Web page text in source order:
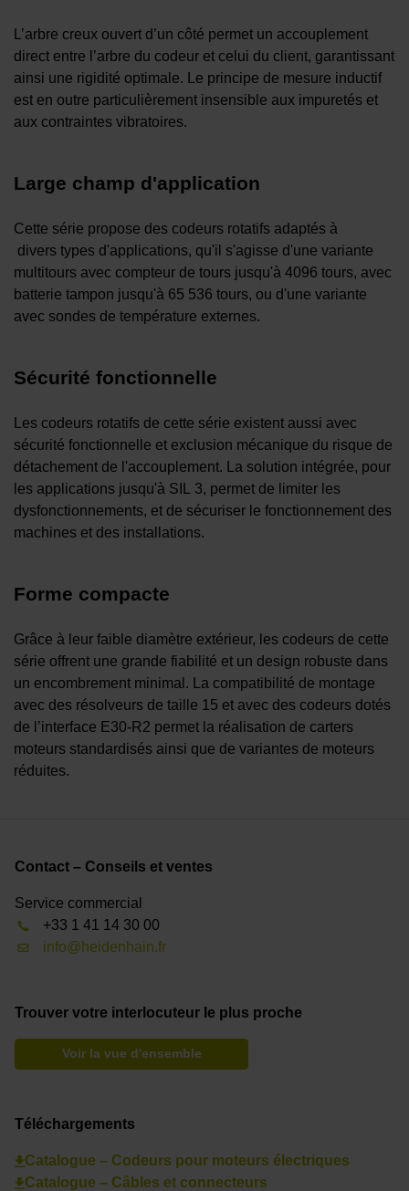
L’arbre creux ouvert d’un côté permet un accouplement
direct entre l’arbre du codeur et celui du client, garantissant
ainsi une rigidité optimale. Le principe de mesure inductif
est en outre particulièrement insensible aux impuretés et
aux contraintes vibratoires.
Large champ d'application
Cette série propose des codeurs rotatifs adaptés à
divers types d'applications, qu'il s'agisse d'une variante
multitours avec compteur de tours jusqu'à 4096 tours, avec
batterie tampon jusqu'à 65 536 tours, ou d'une variante
avec sondes de température externes.
Sécurité fonctionnelle
Les codeurs rotatifs de cette série existent aussi avec
sécurité fonctionnelle et exclusion mécanique du risque de
détachement de l'accouplement. La solution intégrée, pour
les applications jusqu'à SIL 3, permet de limiter les
dysfonctionnements, et de sécuriser le fonctionnement des
machines et des installations.
Forme compacte
Grâce à leur faible diamètre extérieur, les codeurs de cette
série offrent une grande fiabilité et un design robuste dans
un encombrement minimal. La compatibilité de montage
avec des résolveurs de taille 15 et avec des codeurs dotés
de l’interface E30‑R2 permet la réalisation de carters
moteurs standardisés ainsi que de variantes de moteurs
réduites.
Contact – Conseils et ventes
Service commercial
+33 1 41 14 30 00
info@heidenhain.fr
Trouver votre interlocuteur le plus proche
Voir la vue d'ensemble
Téléchargements
Catalogue – Codeurs pour moteurs électriques
Catalogue – Câbles et connecteurs